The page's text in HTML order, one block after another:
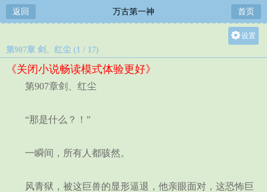
返回 万古第一神 首页
设置
第907章 剑、红尘 (1 / 17)
《关闭小说畅读模式体验更好》
第907章剑、红尘
“那是什么？！”
一瞬间，所有人都骇然。
风青狱，被这巨兽的显形逼退，他亲眼面对，这恐怖巨